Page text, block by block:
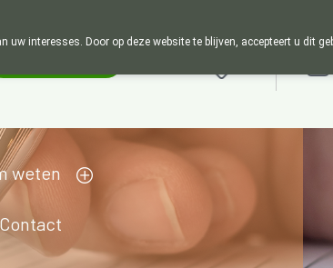
weten
Contact
interesses. Door op deze website te blijven, accepteert u dit